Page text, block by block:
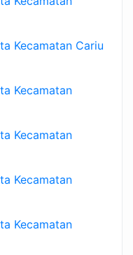
Kecamatan Cariu
Kecamatan
Kecamatan
Kecamatan
Kecamatan